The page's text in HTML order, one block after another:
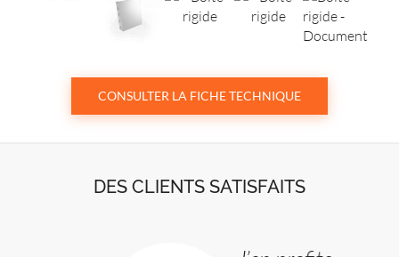
CONSULTER LA FICHE TECHNIQUE
DES CLIENTS SATISFAITS